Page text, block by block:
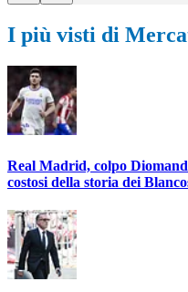
I più visti di
Real Madrid, colpo
costosi della storia dei